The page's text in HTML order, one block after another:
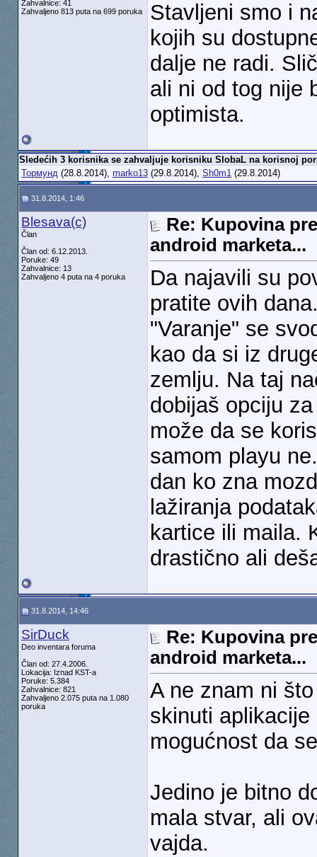
Zahvalnice: 41
Zahvaljeno 813 puta na 699 poruka
Stavljeni smo i
kojih su
dalje ne radi.
ali ni od tog nije
optimista.
Sledećih 3 korisnika se zahvaljuje korisniku SlobaL na korisnoj
Тормунд(28.8.2014), marko13(29.8.2014), Sh0m1(29.8.2014)
31.8.2014, 1:46
Blesava(c)
Član
Član od: 6.12.2013.
Poruke: 49
Zahvalnice: 13
Zahvaljeno 4 puta na 4 poruka
Re: Kupovina
android marketa...
Da najavili su
pratite ovih
"Varanje" se
kao da si iz
zemlju. Na taj
dobijaš opciju
može da se
samom playu
dan ko zna
lažiranja
kartice ili maila.
drastično ali
31.8.2014, 14:46
SirDuck
Deo inventara foruma
Član od: 27.4.2006.
Lokacija: Iznad KST-a
Poruke: 5.384
Zahvalnice: 821
Zahvaljeno 2.075 puta na 1.080
poruka
Re: Kupovina
android marketa...
A ne znam ni
skinuti
mogućnost da
Jedino je bitno
mala stvar, ali
vajda.